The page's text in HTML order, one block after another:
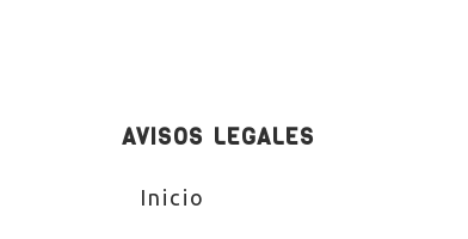
AVISOS LEGALES
Inicio